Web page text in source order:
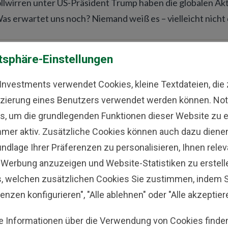
unter US-Präsident Trump haben die globalen
erwartet uns noch? Niemand weiß es – vielleicht
Bitcoin hat keinen inneren Wert
Fisher, Trend — 25.03.2025
Sie bei einem Einbruch von Kryptos einsteigen? Viele
Im Dezember und Jänner schoss der
aussprach. Seitdem ist der Kurs um etwa zehn
massiven Gewinnen im Jahr 2025.
zählt, ist der richtige Fokus –
Einstellungen
verwendet Cookies, kleine Textdateien, die
eines Benutzers verwendet werden können.
um die grundlegenden Funktionen dieser Website zu
aktiv. Zusätzliche Cookies können auch dazu
Ihrer Präferenzen zu personalisieren, Ihnen
anzuzeigen und Website-Statistiken zu
welchen zusätzlichen Cookies Sie zustimmen, indem
konfigurieren", "Alle ablehnen" oder "Alle
Informationen über die Verwendung von Cookies